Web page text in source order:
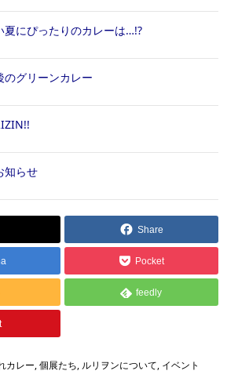
夏にぴったりのカレーは…!?
のグリーンカレー
知らせ
Share
Pocket
feedly
カレー,個展たち, ルリヲンについて, イベント